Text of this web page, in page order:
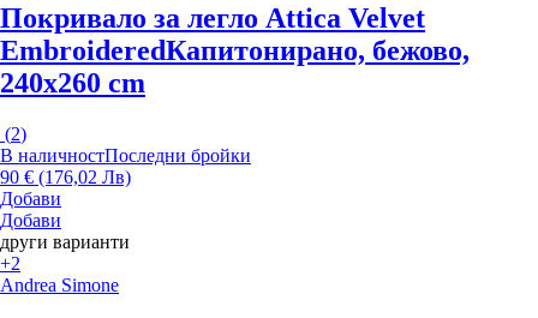
Покривало за легло Attica Velvet
EmbroideredКапитонирано, бежово,
240x260 cm
(2)
В наличностПоследни бройки
90 € (176,02 Лв)
Добави
Добави
други варианти
+2
Andrea Simone